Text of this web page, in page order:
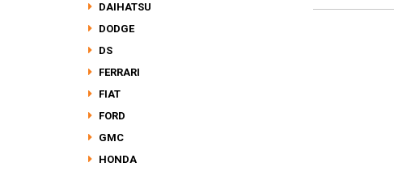
DAIHATSU
DODGE
DS
FERRARI
FIAT
FORD
GMC
HONDA